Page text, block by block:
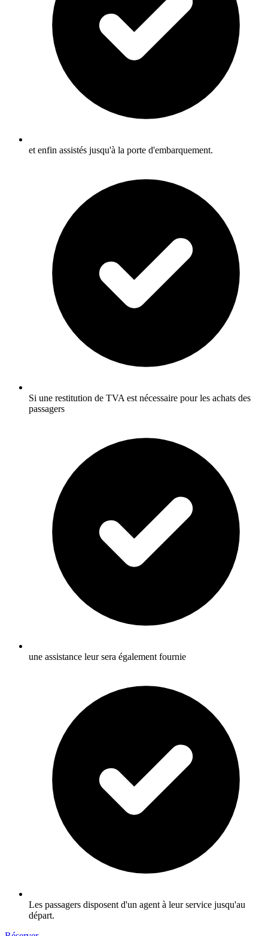
et enfin assistés jusqu'à la porte d'embarquement.
Si une restitution de TVA est nécessaire pour les achats des
passagers
une assistance leur sera également fournie
Les passagers disposent d'un agent à leur service jusqu'au
départ.